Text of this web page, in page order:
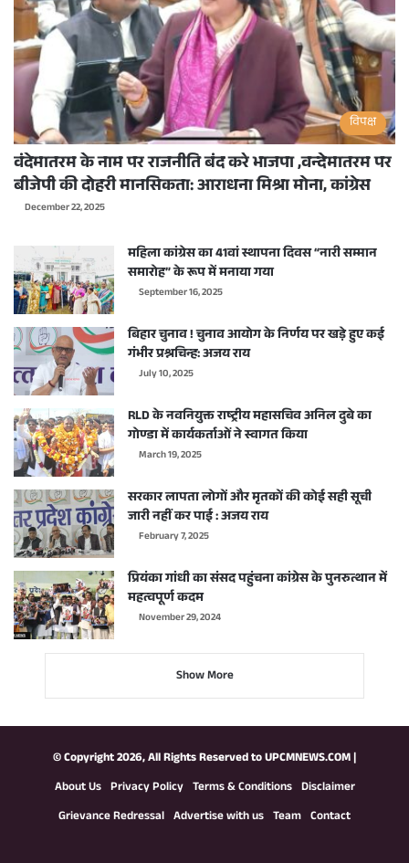
विपक्ष
वंदेमातरम के नाम पर राजनीति बंद करे भाजपा ,वन्देमातरम पर
बीजेपी की दोहरी मानसिकता: आराधना मिश्रा मोना, कांग्रेस
December 22, 2025
महिला कांग्रेस का 41वां स्थापना दिवस “नारी सम्मान
समारोह” के रूप में मनाया गया
September 16, 2025
बिहार चुनाव ! चुनाव आयोग के निर्णय पर खड़े हुए कई
गंभीर प्रश्नचिन्ह: अजय राय
July 10, 2025
RLD के नवनियुक्त राष्ट्रीय महासचिव अनिल दुबे का
गोण्डा में कार्यकर्ताओं ने स्वागत किया
March 19, 2025
सरकार लापता लोगों और मृतकों की कोई सही सूची
जारी नहीं कर पाई : अजय राय
February 7, 2025
प्रियंका गांधी का संसद पहुंचना कांग्रेस के पुनरुत्थान में
महत्वपूर्ण कदम
November 29, 2024
Show More
© Copyright 2026, All Rights Reserved toUPCMNEWS.COM|
About Us Privacy Policy Terms & Conditions Disclaimer
Grievance Redressal Advertise with us Team Contact